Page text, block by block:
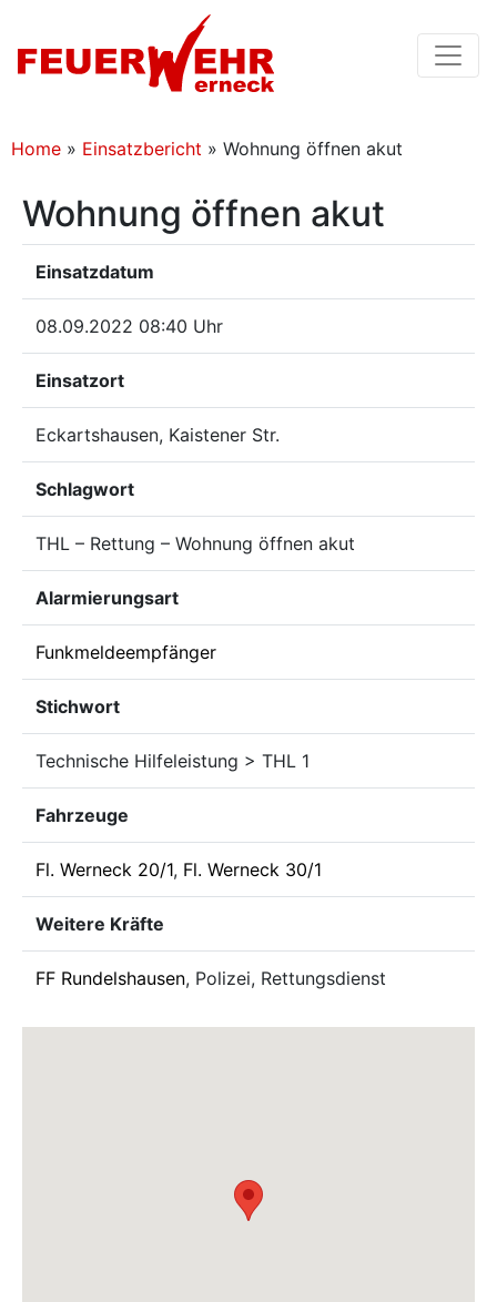
Home » Einsatzbericht » Wohnung öffnen akut
Wohnung öffnen akut
Einsatzdatum
08.09.2022 08:40 Uhr
Einsatzort
Eckartshausen, Kaistener Str.
Schlagwort
THL – Rettung – Wohnung öffnen akut
Alarmierungsart
Funkmeldeempfänger
Stichwort
Technische Hilfeleistung > THL 1
Fahrzeuge
Fl. Werneck 20/1, Fl. Werneck 30/1
Weitere Kräfte
FF Rundelshausen, Polizei, Rettungsdienst